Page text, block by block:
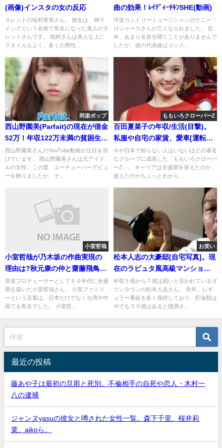
(画像)インスタの女の反応
タレントの稲村亜美さん。 彼女は、神ス
イングという名称で有名になった美人のタ
レントさんです。 稲村さんは美人な上に
スタイルもよく、多くの男性...
曲の効果！ﾚｲﾃﾞｨｰﾁｷﾝSHE(動画)
洋楽カントリーミュージシャンのケニー・
ロジャースさんが亡くなられました。 近
年、あまり名前を聞くことがありませんで
したが、彼の代表曲はコンス...
邦楽ポップ
西山野園美(Parfait)の現在が借金
52万！年収122万未満の貧困生活
[動画]
西山野園美さんのYouTube動画が注目を浴
びています。 西山野園美さんは元アイド
ルの女性、この度、ユーチューバーデビュ
ーを飾りましたが、そ...
ももいろクローバーZ
百田夏菜子の年収/生活(目撃)。
私服や自宅の家賃、愛車[運転免
許なし]
今や日本で知らない人はいないほどの著名
なグループに成長した「ももいろクローバ
ーZ」。 キャリアは全盛期を迎えたのか、
超えたのかちょっとわから...
小室哲哉
小室哲哉が乃木坂の作曲実現の
理由は?秋元康の仲と齋藤飛鳥が
ファン
音楽プロデューサーとして９０年代に全盛
期を築いた小室哲哉さん、 小室ファミリ
ーという言葉は、日本だけでなく台湾や中
国でも有名でした。 小室哲...
お笑い
松本人志の大豪邸[自宅写真]。現
在のラピュタ風高級マンション
と旧住所
年収５億から７億は固いと言われているダ
ウンタウンの松本人志さん。 長年、レギ
ュラー番組を多く保持しており、貯金額は
今でも３０億はあると憶測さ...
最近の投稿
藤あや子は最初の旦那と死別。不倫相手の自死や恋人・木村一
八の逮捕
ジャンヌyasuの彼女と噂された女性一覧。森下千里、桜井莉
菜、aikoら。